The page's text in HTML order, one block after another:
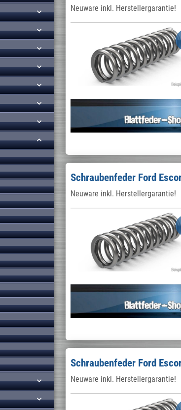
Neuware inkl. Herstellergarantie!
Schraubenfeder Ford
Neuware inkl. Herstellergarantie!
Schraubenfeder Ford
Neuware inkl. Herstellergarantie!